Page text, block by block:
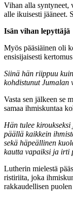
Vihan alla syntyneet,
alle ikuisesti jääneet.
Isän vihan lepyttäjä
Myös pääsiäinen oli
ensisijaisesti
Siinä hän riippuu
kohdistunut Jumalan
Vasta sen jälkeen se
samaa ihmiskuntaa
Hän tulee
päällä kaikkein
sekä häpeällinen
kautta vapaiksi ja irti
Lutherin mielestä
ristiriita, joka
rakkaudellisen